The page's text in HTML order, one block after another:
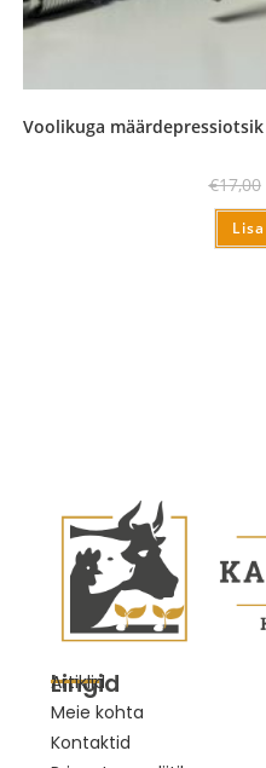
Voolikuga
€17,00
Lingid
Artiklid
Meie kohta
Kontaktid